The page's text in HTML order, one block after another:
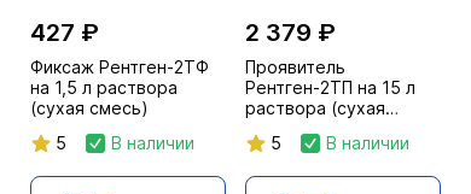
427 ₽
Фиксаж Рентген-2ТФ
на 1,5 л раствора
(сухая смесь)
5
В наличии
2 379 ₽
Проявитель
Рентген-2ТП на 15 л
раствора (сухая
5 В наличии